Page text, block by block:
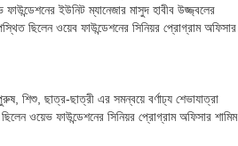
ইউনিট ম্যানেজার মাসুদ হাবীব উজ্জ্বলের
ছিলেন ওয়েব ফাউন্ডেশনের সিনিয়র প্রোগ্রাম অফিসার
শিশু, ছাত্র-ছাত্রী এর সমন্বয়ে বর্ণাঢ্য শেভাযাত্রা
ওয়েভ ফাউন্ডেশনের সিনিয়র প্রোগ্রাম অফিসার শামিম